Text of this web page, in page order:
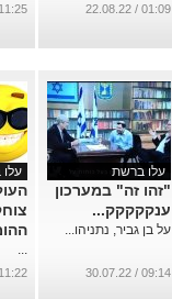
01:09 / 22.08.22
11:25 / 21.08.22
עלו ברשת
"זהו זה" במערכון
ענקקקקק...
על בן גביר, נתניהו...
09:14 / 30.07.22
...
11:22 / 25.07.22